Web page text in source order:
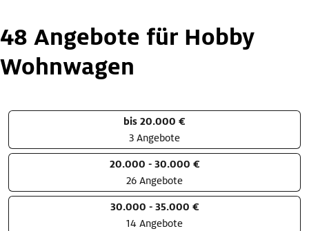
48 Angebote für Hobby
Wohnwagen
bis 20.000 €
3 Angebote
20.000 - 30.000 €
26 Angebote
30.000 - 35.000 €
14 Angebote